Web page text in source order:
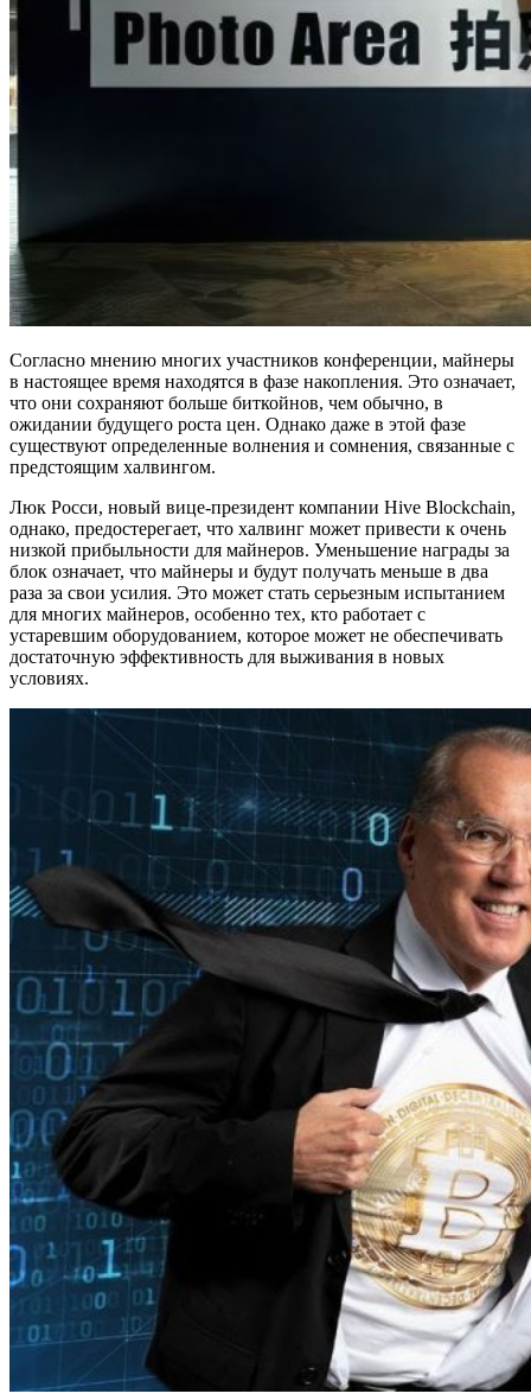
Согласно мнению многих участников конференции, майнеры
в настоящее время находятся в фазе накопления. Это означает,
что они сохраняют больше биткойнов, чем обычно, в
ожидании будущего роста цен. Однако даже в этой фазе
существуют определенные волнения и сомнения, связанные с
предстоящим халвингом.
Люк Росси, новый вице-президент компании Hive Blockchain,
однако, предостерегает, что халвинг может привести к очень
низкой прибыльности для майнеров. Уменьшение награды за
блок означает, что майнеры и будут получать меньше в два
раза за свои усилия. Это может стать серьезным испытанием
для многих майнеров, особенно тех, кто работает с
устаревшим оборудованием, которое может не обеспечивать
достаточную эффективность для выживания в новых
условиях.